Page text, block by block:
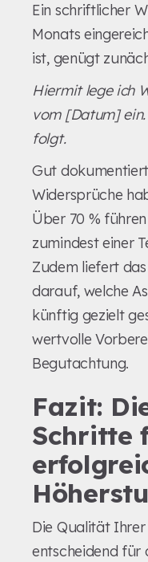
Ein schriftlicher
Monats
ist, genügt
Hiermit lege ich
vom [Datum]
folgt.
Gut
Widersprüche
Über 70 %
zumindest einer
Zudem liefert
darauf, welche
künftig gezielt
wertvolle
Begutachtung.
Fazit:
Schritte
Die Qualität
entscheidend für